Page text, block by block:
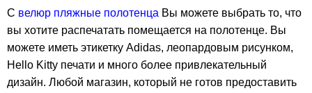
С велюр пляжные полотенца Вы можете выбрать то, что
вы хотите распечатать помещается на полотенце. Вы
можете иметь этикетку Adidas, леопардовым рисунком,
Hello Kitty печати и много более привлекательный
дизайн. Любой магазин, который не готов предоставить